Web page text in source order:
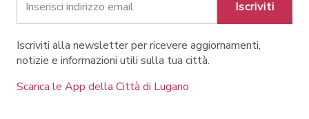
Iscriviti
Iscriviti alla newsletter per ricevere aggiornamenti,
notizie e informazioni utili sulla tua città.
Scarica le App della Città di Lugano